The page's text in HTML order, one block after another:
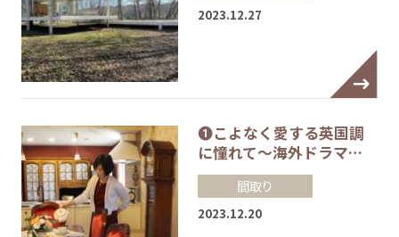
2023.12.27
❶こよなく愛する英国調
に憧れて～海外ドラマ…
間取り
2023.12.20